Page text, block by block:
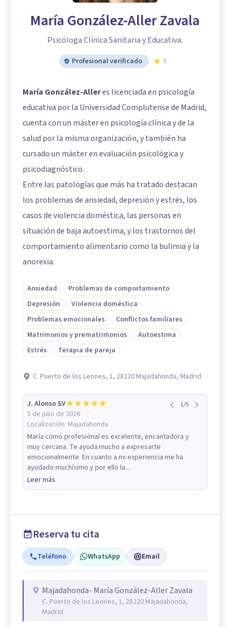
María González-Aller Zavala
Psicóloga Clínica Sanitaria y Educativa.
Profesional verificado 5
María González-Alleres licenciada en psicología
educativa por la Universidad Complutense de Madrid,
cuenta con un máster en psicología clínica y de la
salud por la misma organización, y también ha
cursado un máster en evaluación psicológica y
psicodiagnóstico.
Entre las patologías que más ha tratado destacan
los problemas de ansiedad, depresión y estrés, los
casos de violencia doméstica, las personas en
situación de baja autoestima, y los trastornos del
comportamiento alimentario como la bulimia y la
anorexia.
Ansiedad
Problemas de comportamiento
Depresión
Violencia doméstica
Problemas emocionales
Conflictos familiares
Matrimonios y prematrimonios
Autoestima
Estrés
Terapia de pareja
C. Puerto de los Leones, 1, 28220 Majadahonda, Madrid
J. Alonso SV
5 de julio de 2026
Localización: Majadahonda
1/5
María como profesional es excelente, encantadora y
muy cercana. Te ayuda mucho a expresarte
emocionalmente. En cuanto a mi experiencia me ha
ayudado muchísimo y por ello la...
Leer más
Reserva tu cita
Teléfono WhatsApp Email
Majadahonda- María González-Aller Zavala
C. Puerto de los Leones, 1, 28220 Majadahonda,
Madrid